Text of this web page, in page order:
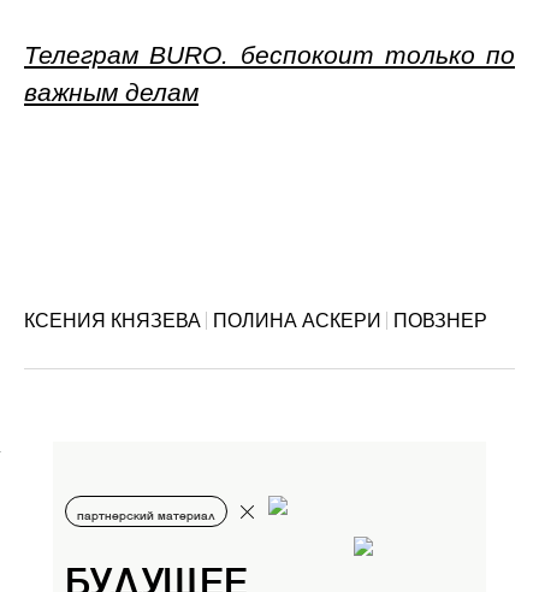
Телеграм BURO. беспокоит только по
важным делам
КСЕНИЯ КНЯЗЕВА ПОЛИНА АСКЕРИ ПОВЗНЕР
партнерский материал